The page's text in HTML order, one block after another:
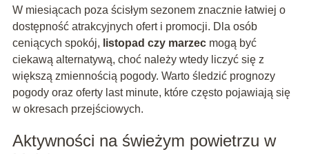
W miesiącach poza ścisłym sezonem znacznie łatwiej o
dostępność atrakcyjnych ofert i promocji. Dla osób
ceniących spokój, listopad czy marzecmogą być
ciekawą alternatywą, choć należy wtedy liczyć się z
większą zmiennością pogody. Warto śledzić prognozy
pogody oraz oferty last minute, które często pojawiają się
w okresach przejściowych.
Aktywności na świeżym powietrzu w